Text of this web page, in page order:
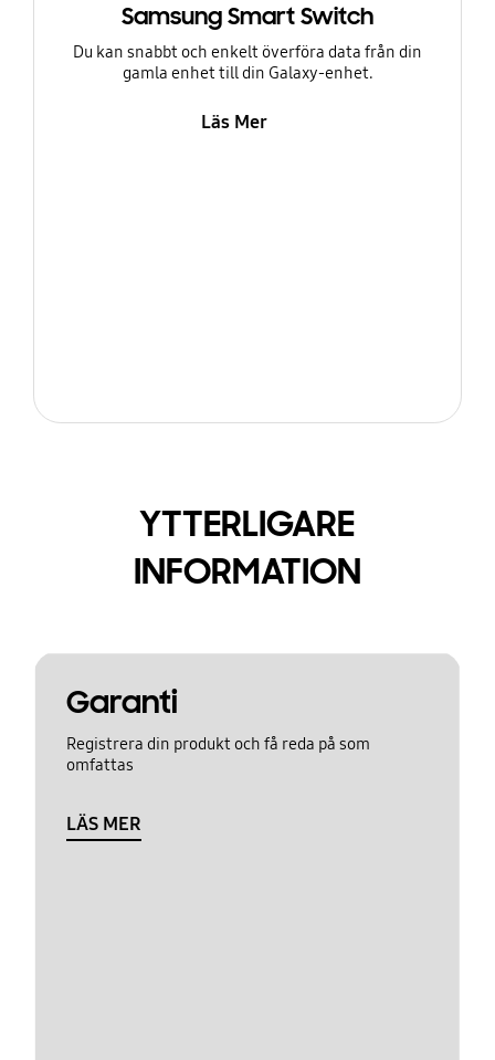
Samsung Smart Switch
Du kan snabbt och enkelt överföra data från din
gamla enhet till din Galaxy-enhet.
Läs Mer
YTTERLIGARE
INFORMATION
Garanti
Registrera din produkt och få reda på som
omfattas
LÄS MER